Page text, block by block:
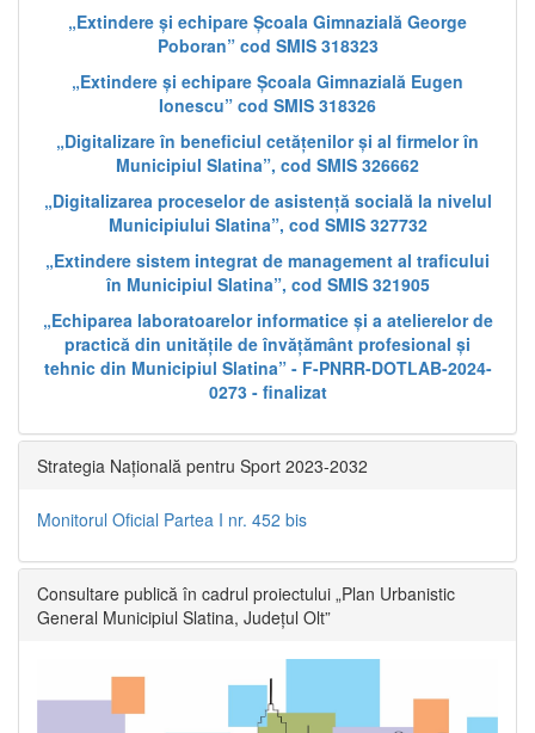
„Extindere și echipare Școala Gimnazială George
Poboran” cod SMIS 318323
„Extindere și echipare Școala Gimnazială Eugen
Ionescu” cod SMIS 318326
„Digitalizare în beneficiul cetățenilor și al firmelor în
Municipiul Slatina”, cod SMIS 326662
„Digitalizarea proceselor de asistență socială la nivelul
Municipiului Slatina”, cod SMIS 327732
„Extindere sistem integrat de management al traficului
în Municipiul Slatina”, cod SMIS 321905
„Echiparea laboratoarelor informatice și a atelierelor de
practică din unitățile de învățământ profesional și
tehnic din Municipiul Slatina” - F-PNRR-DOTLAB-2024-
0273 - finalizat
Strategia Națională pentru Sport 2023-2032
Monitorul Oficial Partea I nr. 452 bis
Consultare publică în cadrul proiectului „Plan Urbanistic
General Municipiul Slatina, Județul Olt”